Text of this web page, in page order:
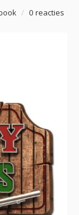
/ 0 reacties